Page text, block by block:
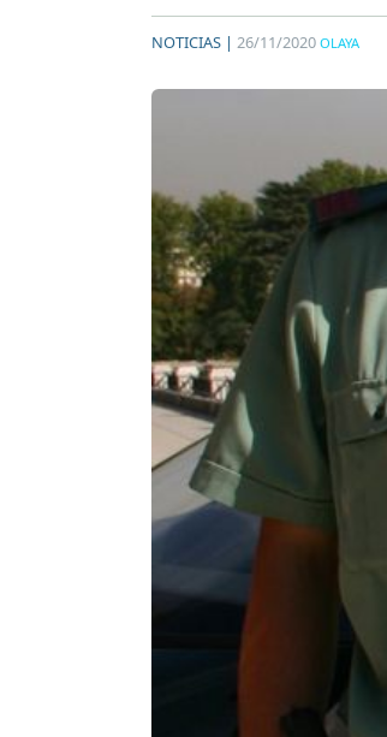
NOTICIAS | 26/11/2020 OLAYA